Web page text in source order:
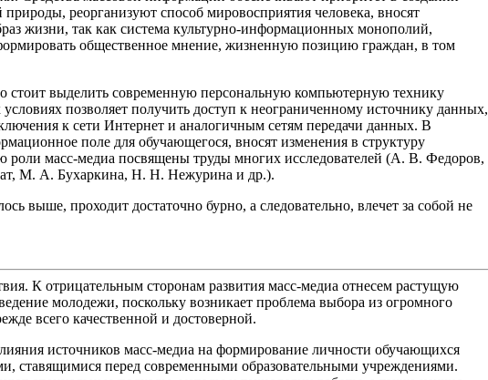
реорганизуют способ мировосприятия человека, вносят
жизни, так как система культурно-информационных монополий,
общественное мнение, жизненную позицию граждан, в том
стоит выделить современную персональную компьютерную технику
позволяет получить доступ к неограниченному источнику данных,
к сети Интернет и аналогичным сетям передачи данных. В
поле для обучающегося, вносят изменения в структуру
роли масс-медиа посвящены труды многих исследователей (А. В. Федоров,
М. А. Бухаркина, Н. Н. Нежурина и др.).
выше, проходит достаточно бурно, а следовательно, влечет за собой не
К отрицательным сторонам развития масс-медиа отнесем растущую
молодежи, поскольку возникает проблема выбора из огромного
всего качественной и достоверной.
источников масс-медиа на формирование личности обучающихся
ставящимися перед современными образовательными учреждениями.